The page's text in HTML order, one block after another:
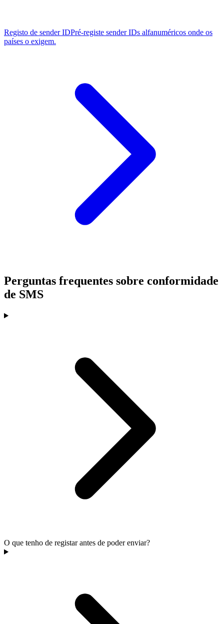
Registo de sender IDPré-registe sender IDs alfanuméricos onde os
países o exigem.
Perguntas frequentes sobre conformidade
de SMS
O que tenho de registar antes de poder enviar?